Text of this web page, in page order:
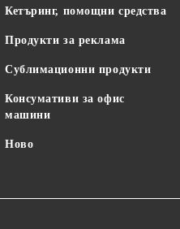
Кетъринг, помощни средства
Продукти за реклама
Сублимационни продукти
Консумативи за офис
машини
Ново